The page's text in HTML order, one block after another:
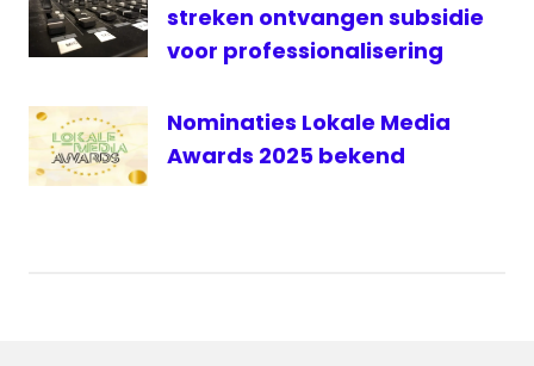
streken ontvangen subsidie
voor professionalisering
Nominaties Lokale Media
Awards 2025 bekend